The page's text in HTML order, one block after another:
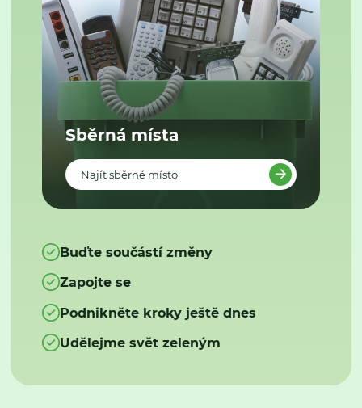
Sběrná místa
Najít sběrné místo
Buďte součástí změny
Zapojte se
Podnikněte kroky ještě dnes
Udělejme svět zeleným